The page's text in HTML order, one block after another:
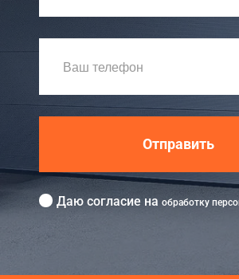
Отправить
Даю согласие на обработку